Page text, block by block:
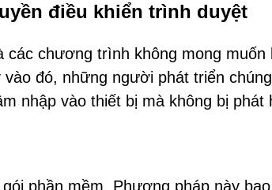
điều khiển trình duyệt
các chương trình không mong muốn
đó, những người phát triển chúng
nhập vào thiết bị mà không bị phát
phần mềm. Phương pháp này